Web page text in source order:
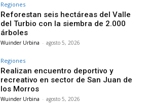
Regiones
Reforestan seis hectáreas del Valle
del Turbio con la siembra de 2.000
árboles
Wuinder Urbina - agosto 5, 2026
Regiones
Realizan encuentro deportivo y
recreativo en sector de San Juan de
los Morros
Wuinder Urbina - agosto 5, 2026